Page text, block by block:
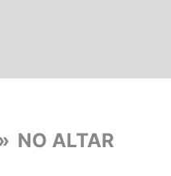
NO ALTAR